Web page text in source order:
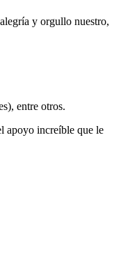
y orgullo nuestro,
entre otros.
apoyo increíble que le